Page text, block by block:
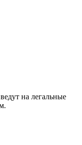
на легальные